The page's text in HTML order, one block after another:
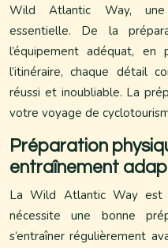
Wild Atlantic Way, une
essentielle. De la
l’équipement adéquat,
l’itinéraire, chaque détail
réussi et inoubliable. La
votre voyage de
Préparation
entraînement
La Wild Atlantic Way est
nécessite une bonne
s’entraîner régulièrement